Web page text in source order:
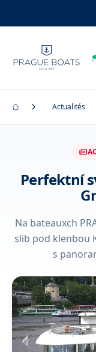
Actualités
Perfektní
Na bateauxch
slib pod klenbou
s